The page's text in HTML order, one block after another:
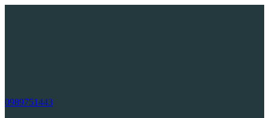
0989751443